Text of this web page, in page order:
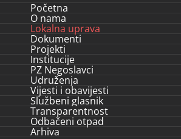
Početna
O nama
Lokalna uprava
Dokumenti
Projekti
Institucije
PZ Negoslavci
Udruženja
Vijesti i obavijesti
Službeni glasnik
Transparentnost
Odbačeni otpad
Arhiva